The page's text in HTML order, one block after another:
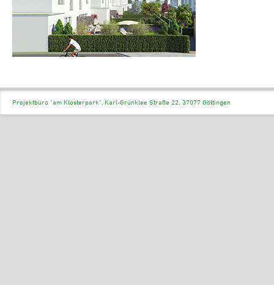
Projektbüro "am Klosterpark", Karl-Grünklee Straße 22, 37077 Göttingen